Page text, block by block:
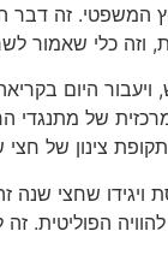
המשפטי. זה דבר
וזה כלי
היום
של מתנגדי
צינון של חצי
כנסת ויגידו